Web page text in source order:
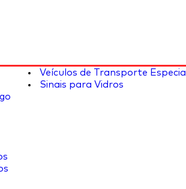
Veículos de Transporte Especial
Sinais para Vidros